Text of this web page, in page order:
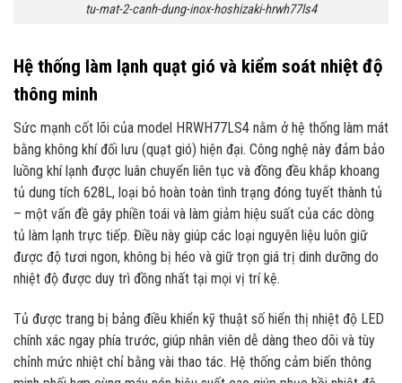
tu-mat-2-canh-dung-inox-hoshizaki-hrwh77ls4
Hệ thống làm lạnh quạt gió và kiểm soát nhiệt độ
thông minh
Sức mạnh cốt lõi của model HRWH77LS4 nằm ở hệ thống làm mát
bằng không khí đối lưu (quạt gió) hiện đại. Công nghệ này đảm bảo
luồng khí lạnh được luân chuyển liên tục và đồng đều khắp khoang
tủ dung tích 628L, loại bỏ hoàn toàn tình trạng đóng tuyết thành tủ
– một vấn đề gây phiền toái và làm giảm hiệu suất của các dòng
tủ làm lạnh trực tiếp. Điều này giúp các loại nguyên liệu luôn giữ
được độ tươi ngon, không bị héo và giữ trọn giá trị dinh dưỡng do
nhiệt độ được duy trì đồng nhất tại mọi vị trí kệ.
Tủ được trang bị bảng điều khiển kỹ thuật số hiển thị nhiệt độ LED
chính xác ngay phía trước, giúp nhân viên dễ dàng theo dõi và tùy
chỉnh mức nhiệt chỉ bằng vài thao tác. Hệ thống cảm biến thông